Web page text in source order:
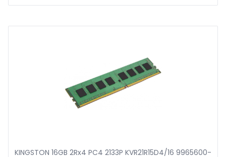
KINGSTON 16GB 2Rx4 PC4 2133P KVR21R15D4/16 9965600-